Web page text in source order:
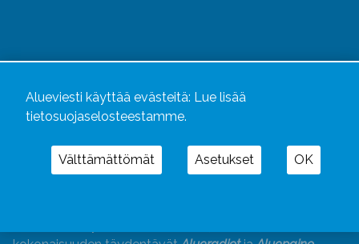
Alueviesti käyttää evästeitä: Lue lisää
tietosuojaselosteestamme.
Välttämättömät Asetukset OK